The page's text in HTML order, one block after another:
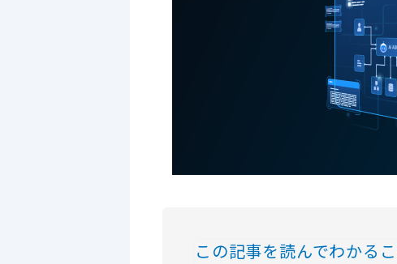
この記事を読んでわかる